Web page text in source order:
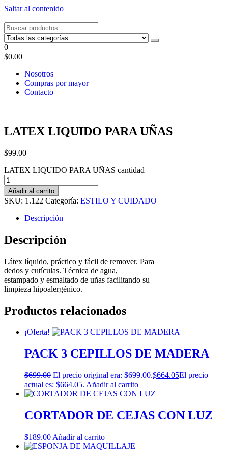
Saltar al contenido
Tel: 22087679 – Cel: 097 822122 – Joaquín Requena 2459
0
$0.00
Nosotros
Compras por mayor
Contacto
LATEX LIQUIDO PARA UÑAS
$99.00
LATEX LIQUIDO PARA UÑAS cantidad
Añadir al carrito
SKU: 1.122 Categoría: ESTILO Y CUIDADO
Descripción
Descripción
Látex líquido, práctico y fácil de remover. Para
dedos y cutículas. Técnica de agua,
estampado y esmaltado de uñas facilitando su
limpieza hipoalergénico.
Productos relacionados
¡Oferta!
PACK 3 CEPILLOS DE MADERA
$699.00 El precio original era: $699.00.$664.05El precio
actual es: $664.05. Añadir al carrito
CORTADOR DE CEJAS CON LUZ
$189.00 Añadir al carrito